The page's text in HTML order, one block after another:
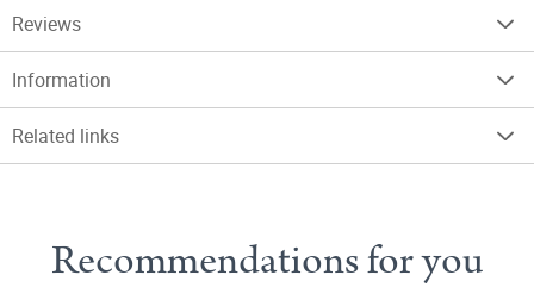
Reviews
Information
Related links
Recommendations for you